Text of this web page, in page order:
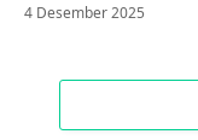
4 Desember 2025